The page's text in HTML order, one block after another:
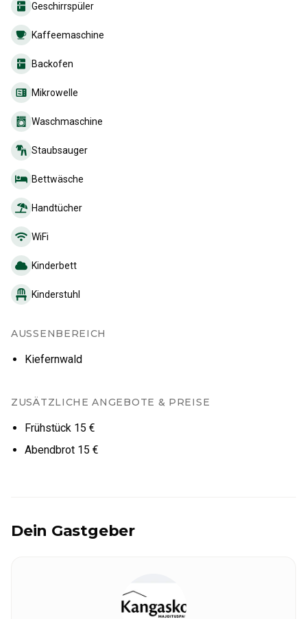
Geschirrspüler
Kaffeemaschine
Backofen
Mikrowelle
Waschmaschine
Staubsauger
Bettwäsche
Handtücher
WiFi
Kinderbett
Kinderstuhl
AUSSENBEREICH
Kiefernwald
ZUSÄTZLICHE ANGEBOTE & PREISE
Frühstück 15 €
Abendbrot 15 €
Dein Gastgeber